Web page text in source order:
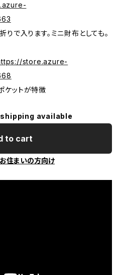
りで入ります。ミニ財布としても。
store.azure-
ケットが特徴
available
to cart
住まいの方向け